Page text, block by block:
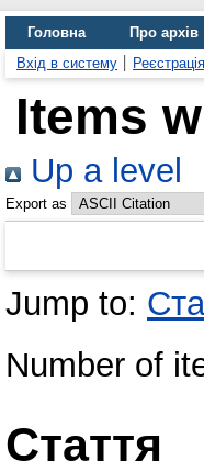
Головна Про архів
Вхід в систему
Реєстрація
Items
Up a level
Export as
Jump to:
Number of
Стаття